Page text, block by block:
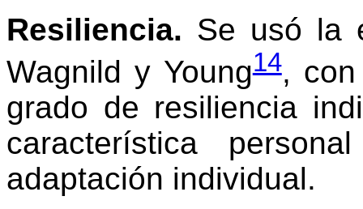
Resiliencia. Se usó la
Wagnild y Young14,
grado de resiliencia
característica
adaptación individual.